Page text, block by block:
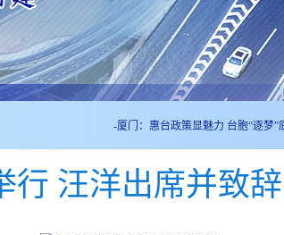
厦门：惠台政策显魅力 台胞“逐梦”底气增
行 汪洋出席并致辞